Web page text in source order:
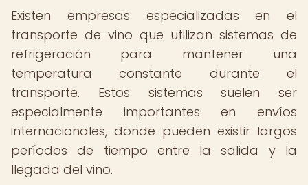
Existen empresas especializadas en el
transporte de vino que utilizan sistemas de
refrigeración para mantener una
temperatura constante durante el
transporte. Estos sistemas suelen ser
especialmente importantes en envíos
internacionales, donde pueden existir largos
períodos de tiempo entre la salida y la
llegada del vino.